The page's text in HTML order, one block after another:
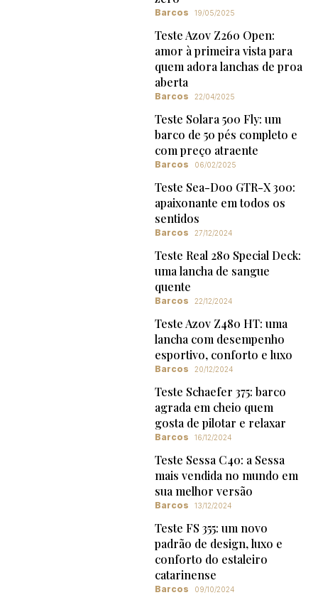
Barcos 19/05/2025
Teste Azov Z260 Open:
amor à primeira vista para
quem adora lanchas de proa
aberta
Barcos 22/04/2025
Teste Solara 500 Fly: um
barco de 50 pés completo e
com preço atraente
Barcos 06/02/2025
Teste Sea-Doo GTR-X 300:
apaixonante em todos os
sentidos
Barcos 27/12/2024
Teste Real 280 Special Deck:
uma lancha de sangue
quente
Barcos 22/12/2024
Teste Azov Z480 HT: uma
lancha com desempenho
esportivo, conforto e luxo
Barcos 20/12/2024
Teste Schaefer 375: barco
agrada em cheio quem
gosta de pilotar e relaxar
Barcos 16/12/2024
Teste Sessa C40: a Sessa
mais vendida no mundo em
sua melhor versão
Barcos 13/12/2024
Teste FS 355: um novo
padrão de design, luxo e
conforto do estaleiro
catarinense
Barcos 09/10/2024